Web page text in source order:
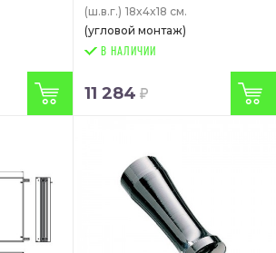
(ш.в.г.) 18x4x18 см.
(угловой монтаж)
В НАЛИЧИИ
11 284